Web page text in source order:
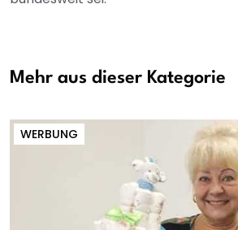
Mehr aus dieser Kategorie
WERBUNG